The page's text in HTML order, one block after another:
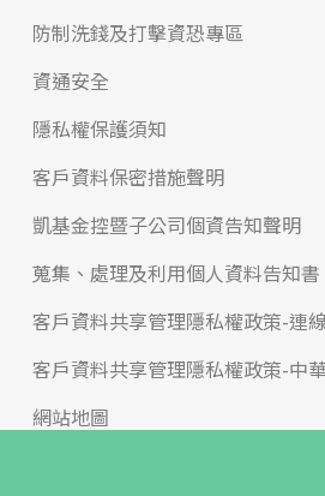
防制洗錢及打擊資恐專區
資通安全
隱私權保護須知
客戶資料保密措施聲明
凱基金控暨子公司個資告知聲明
蒐集、處理及利用個人資料告知書
客戶資料共享管理隱私權政策-連
客戶資料共享管理隱私權政策-中
網站地圖